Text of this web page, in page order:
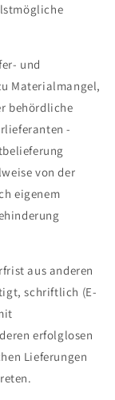
und
Materialmangel,
behördliche
-
von der
eigenem
aus anderen
schriftlich (E-
erfolglosen
Lieferungen